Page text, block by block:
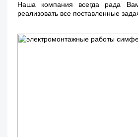
Наша компания всегда рада
реализовать все поставленные